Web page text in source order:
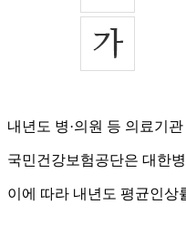
내년도 병·의원 등 의료기
국민건강보험공단은 대한
이에 따라 내년도 평균인상